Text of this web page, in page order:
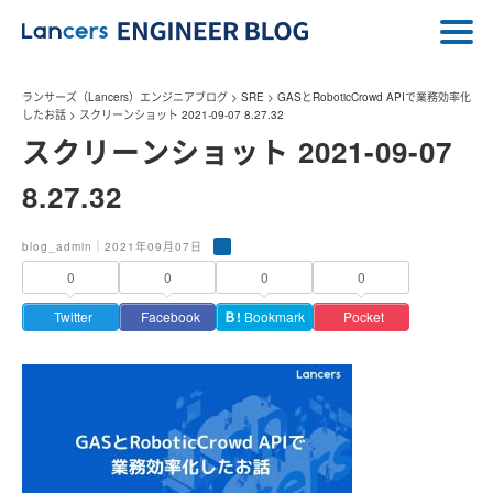
ランサーズ（Lancers）エンジニアブログ > SRE > GASとRoboticCrowd APIで業務効率化
したお話 > スクリーンショット 2021-09-07 8.27.32
スクリーンショット 2021-09-07
8.27.32
blog_admin｜2021年09月07日
0
Twitter
0
Facebook
0
Ｂ! Bookmark
0
Pocket